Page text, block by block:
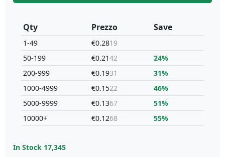
Qty
1-49
50-199
200-999
1000-4999
5000-9999
10000+
Prezzo
€0.2819
€0.2142
€0.1931
€0.1522
€0.1367
€0.1268
Save
24%
31%
46%
51%
55%
In Stock 17,345